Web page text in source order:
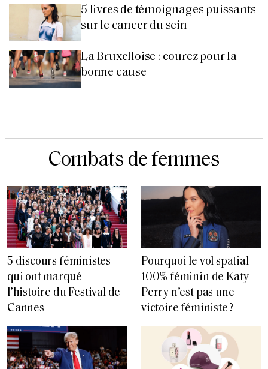
5 livres de témoignages puissants
sur le cancer du sein
La Bruxelloise : courez pour la
bonne cause
Combats de femmes
5 discours féministes
qui ont marqué
l’histoire du Festival de
Cannes
Pourquoi le vol spatial
100% féminin de Katy
Perry n’est pas une
victoire féministe ?